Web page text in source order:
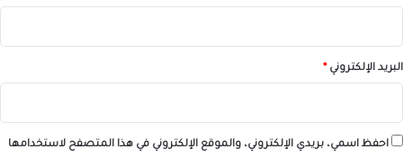
البريد الإلكتروني*
احفظ اسمي، بريدي الإلكتروني، والموقع الإلكتروني في هذا المتصفح لاستخدامها